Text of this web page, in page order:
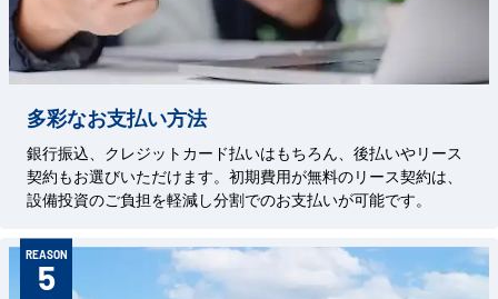
多彩なお支払い方法
銀行振込、クレジットカード払いはもちろん、後払いやリース
契約もお選びいただけます。初期費用が無料のリース契約は、
設備投資のご負担を軽減し分割でのお支払いが可能です。
REASON
5